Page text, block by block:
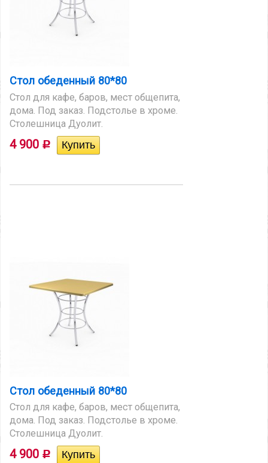
Стол обеденный 80*80
Стол для кафе, баров, мест общепита,
дома. Под заказ. Подстолье в хроме.
Столешница Дуолит.
4 900 Р
Стол обеденный 80*80
Стол для кафе, баров, мест общепита,
дома. Под заказ. Подстолье в хроме.
Столешница Дуолит.
4 900 Р